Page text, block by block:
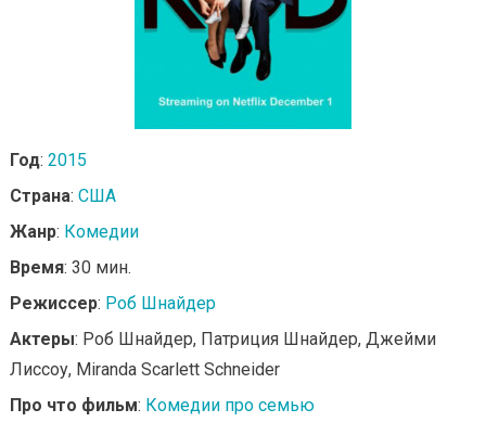
Год: 2015
Страна: США
Жанр: Комедии
Время: 30 мин.
Режиссер: Роб Шнайдер
Актеры: Роб Шнайдер, Патриция Шнайдер, Джейми
Лиссоу, Miranda Scarlett Schneider
Про что фильм: Комедии про семью